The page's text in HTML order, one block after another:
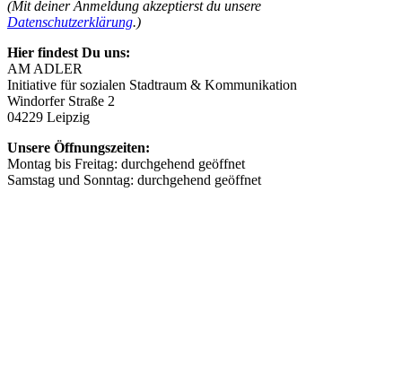
(Mit deiner Anmeldung akzeptierst du unsere
Datenschutzerklärung.)
Hier findest Du uns:
AM ADLER
Initiative für sozialen Stadtraum & Kommunikation
Windorfer Straße 2
04229 Leipzig
Unsere Öffnungszeiten:
Montag bis Freitag: durchgehend geöffnet
Samstag und Sonntag: durchgehend geöffnet